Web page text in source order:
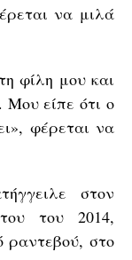
να μιλά
φίλη μου και
Μου είπε ότι ο
φέρεται να
στον
του 2014,
ραντεβού, στο